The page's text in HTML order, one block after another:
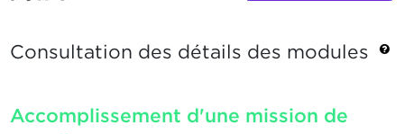
Consultation des détails des modules
Accomplissement d'une mission de